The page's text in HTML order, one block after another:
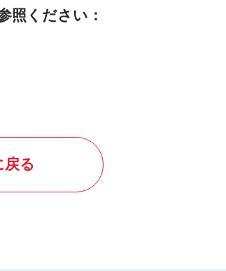
照ください：
戻る